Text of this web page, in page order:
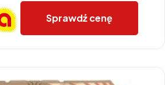
Sprawdź cenę